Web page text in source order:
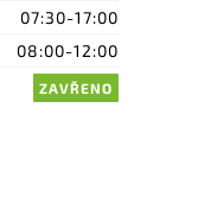
07:30-17:00
08:00-12:00
ZAVŘENO